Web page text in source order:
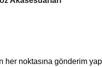
her noktasına gönderim